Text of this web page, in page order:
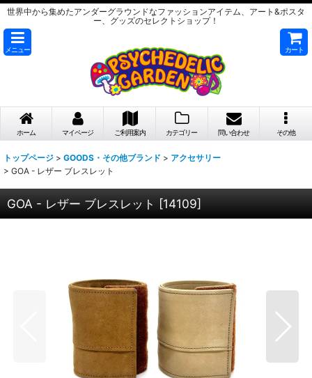
世界中から集めたアンダーグラウンドなファッションアイテム、アート&ポスタ
ー、グッズのセレクトショップ！
メニュー カート
ホーム マイページ ご利用案内 カテゴリー 問い合わせ その他
トップページ > GOODS・その他ブランド > アクセサリー
> GOA - レザー ブレスレット
GOA - レザー ブレスレット [14109]